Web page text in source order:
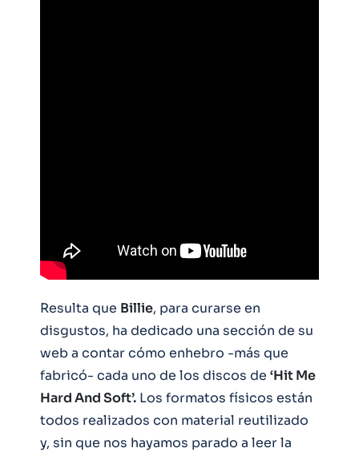
Resulta que Billie, para curarse en
disgustos, ha dedicado una sección de su
web a contar cómo enhebro -más que
fabricó- cada uno de los discos de ‘Hit Me
Hard And Soft’. Los formatos físicos están
todos realizados con material reutilizado
y, sin que nos hayamos parado a leer la